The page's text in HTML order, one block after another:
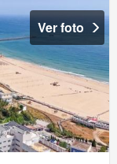
Ver foto